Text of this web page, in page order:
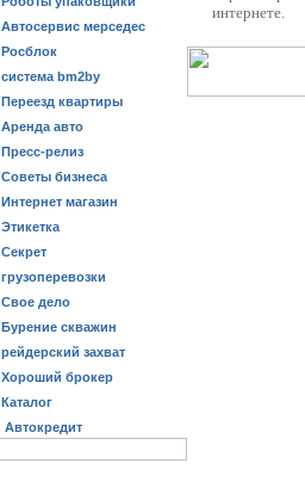
Автосервис мерседес
Росблок
система bm2by
Переезд квартиры
Аренда авто
Пресс-релиз
Советы бизнеса
Интернет магазин
Этикетка
Секрет
грузоперевозки
Свое дело
Бурение скважин
рейдерский захват
Хороший брокер
Каталог
Автокредит
интернете.